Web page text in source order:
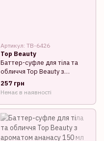
Артикул: TB-6426
Top Beauty
Баттер-суфле для тіла та
обличчя Top Beauty з
ароматом полуниці та кокосу
150 мл
257 грн
Немає в наявності